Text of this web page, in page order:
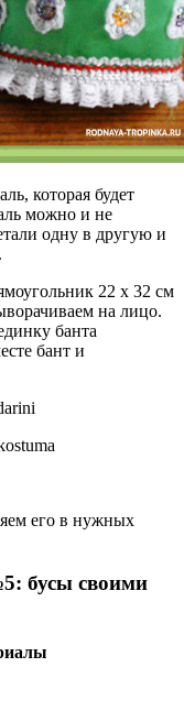
которая будет
можно и не
одну в другую и
22 х 32 см
на лицо.
банта
бант и
его в нужных
бусы своими